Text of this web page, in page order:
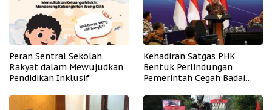
Peran Sentral Sekolah
Rakyat dalam Mewujudkan
Pendidikan Inklusif
Kehadiran Satgas PHK
Bentuk Perlindungan
Pemerintah Cegah Badai